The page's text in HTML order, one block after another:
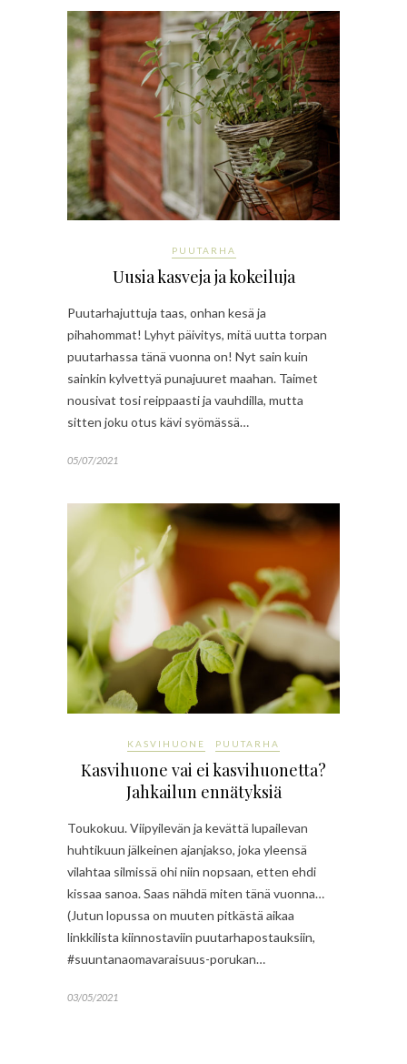
PUUTARHA
Uusia kasveja ja kokeiluja
Puutarhajuttuja taas, onhan kesä ja
pihahommat! Lyhyt päivitys, mitä uutta torpan
puutarhassa tänä vuonna on! Nyt sain kuin
sainkin kylvettyä punajuuret maahan. Taimet
nousivat tosi reippaasti ja vauhdilla, mutta
sitten joku otus kävi syömässä…
05/07/2021
KASVIHUONE PUUTARHA
Kasvihuone vai ei kasvihuonetta?
Jahkailun ennätyksiä
Toukokuu. Viipyilevän ja kevättä lupailevan
huhtikuun jälkeinen ajanjakso, joka yleensä
vilahtaa silmissä ohi niin nopsaan, etten ehdi
kissaa sanoa. Saas nähdä miten tänä vuonna…
(Jutun lopussa on muuten pitkästä aikaa
linkkilista kiinnostaviin puutarhapostauksiin,
#suuntanaomavaraisuus-porukan…
03/05/2021